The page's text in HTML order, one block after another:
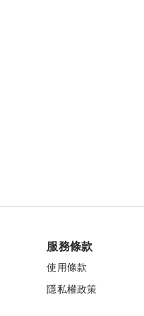
服務條款
使用條款
隱私權政策